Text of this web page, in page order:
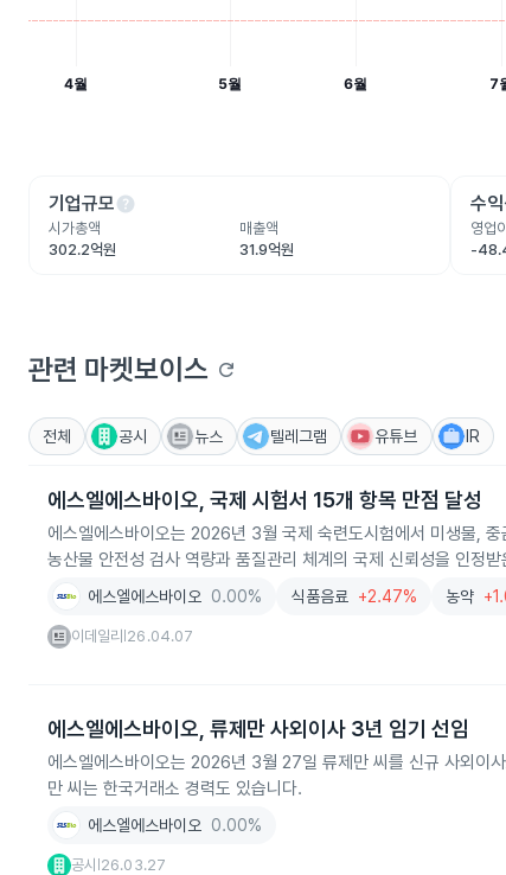
기업규모help
시가총액
302.2억원
매출액
31.9억원
수
영업
-
관련 마켓보이스 refresh
전체 공시 뉴스 텔레그램 유튜브 IR
에스엘에스바이오, 국제 시험서 15개 항목 만점 달성
에스엘에스바이오는 2026년 3월 국제 숙련도시험에서 미생물,
농산물 안전성 검사 역량과 품질관리 체계의 국제 신뢰성을 인정받
에스엘에스바이오 0.00% 식품음료 +2.47% 농약
이데일리 26.04.07
에스엘에스바이오, 류제만 사외이사 3년 임기 선임
에스엘에스바이오는 2026년 3월 27일 류제만 씨를 신규 사외이
만 씨는 한국거래소 경력도 있습니다.
에스엘에스바이오 0.00%
공시 26.03.27